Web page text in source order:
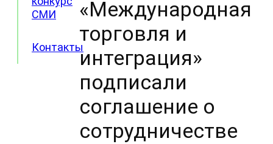
СМИ
Контакты
«Международная
торговля и
интеграция»
подписали
соглашение о
сотрудничестве